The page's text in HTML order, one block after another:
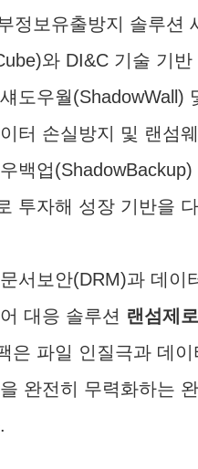
정보유출방지 솔루션
와 DI&C 기술 기
도우월(ShadowWall)
터 손실방지 및 랜섬
백업(ShadowBackup)
투자해 성장 기반을
서보안(DRM)과 데이
대응 솔루션 랜섬제
은 파일 인질극과 데
완전히 무력화하는